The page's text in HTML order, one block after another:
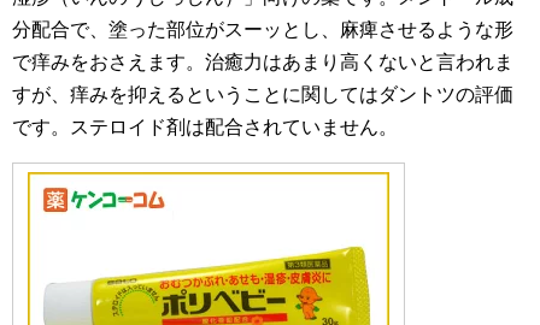
分配合で、塗った部位がスーッとし、麻痺させるような形
で痒みをおさえます。治癒力はあまり高くないと言われま
すが、痒みを抑えるということに関してはダントツの評価
です。ステロイド剤は配合されていません。